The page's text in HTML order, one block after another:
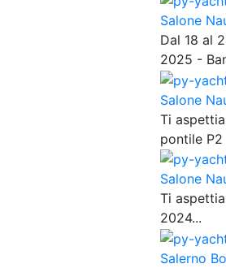
Salone
Dal 18 al
2025 -
Salone
Ti
pontile P2
Salone
Ti
2024...
Salerno